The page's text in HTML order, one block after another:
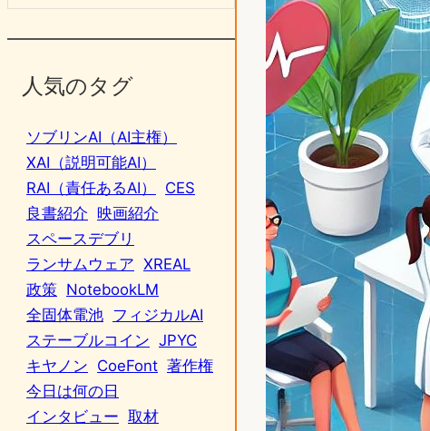
人気のタグ
ソブリンAI（AI主権）
XAI（説明可能AI）
RAI（責任あるAI）
CES
良書紹介 映画紹介
スペースデブリ
ランサムウェア XREAL
政策 NotebookLM
全固体電池 フィジカルAI
ステーブルコイン JPYC
キヤノン CoeFont 著作権
今日は何の日
インタビュー 取材